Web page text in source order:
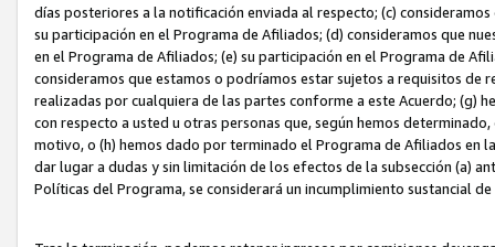
días posteriores a la notificación enviada al respecto; (c)
su participación en el Programa de Afiliados; (d) consideramos que
en el Programa de Afiliados; (e) su participación en el Programa de
consideramos que estamos o podríamos estar sujetos a requisitos de
realizadas por cualquiera de las partes conforme a este Acuerdo; (g)
con respecto a usted u otras personas que, según hemos
motivo, o (h) hemos dado por terminado el Programa de Afiliados en
dar lugar a dudas y sin limitación de los efectos de la subsección (a)
Políticas del Programa, se considerará un incumplimiento sustancial